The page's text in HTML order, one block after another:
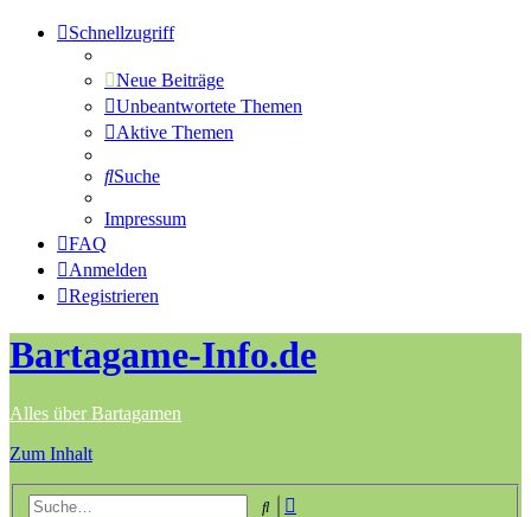
Schnellzugriff
Neue Beiträge
Unbeantwortete Themen
Aktive Themen
Suche
Impressum
FAQ
Anmelden
Registrieren
Bartagame-Info.de
Alles über Bartagamen
Zum Inhalt
Suche